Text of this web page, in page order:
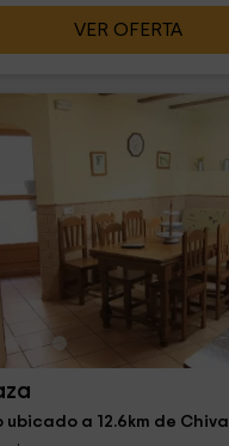
VER OFERTA
ubicado a 12.6km de Chiva